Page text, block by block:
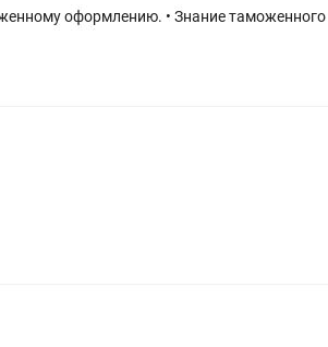
оформлению. • Знание таможенного